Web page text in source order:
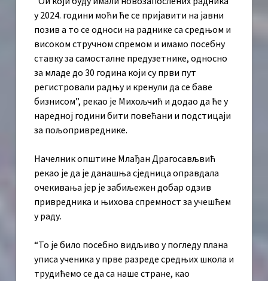
у 2024. години моћи ће се пријавити на јавни
позив а то се односи на раднике са средњом и
високом стручном спремом и имамо посебну
ставку за самосталне предузетнике, односно
за младе до 30 година који су први пут
регистровали радњу и кренули да се баве
бизнисом”, рекао је Михољчић и додао да ће у
наредној години бити повећани и подстицаји
за пољопривреднике.
Начелник општине Млађан Драгосављвић
рекао је да је данашња сједница оправдала
очекивања јер је забиљежен добар одзив
привредника и њихова спремност за учешћем
у раду.
“То је било посебно видљиво у погледу плана
уписа ученика у прве разреде средњих школа и
трудићемо се да са наше стране, као